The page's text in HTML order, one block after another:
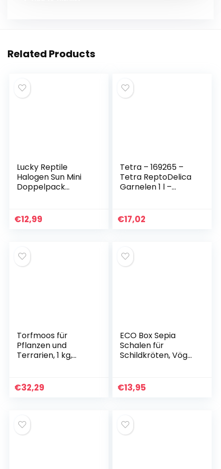
Related Products
Lucky Reptile
Halogen Sun Mini
Doppelpack
Watt
€12,99
Tetra – 169265 –
Tetra ReptoDelica
Garnelen 1 l –
n (Deutscher
Import)
€17,02
Torfmoos für
Pflanzen und
Terrarien, 1 kg,
Terrarien und
andere
€32,29
ECO Box Sepia
Schalen für
Schildkröten, Vögel,
Premium Sepia
Schalenfutter,
cm,
Terrarienzubehör
€13,95